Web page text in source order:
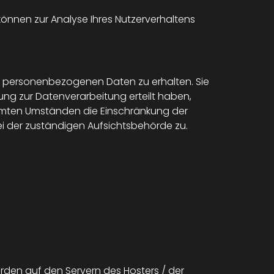
zur Analyse Ihres Nutzerverhaltens
Daten zu erhalten. Sie
zur Datenverarbeitung erteilt haben,
Umständen die Einschränkung der
der zuständigen Aufsichtsbehörde zu.
auf den Servern des Hosters / der